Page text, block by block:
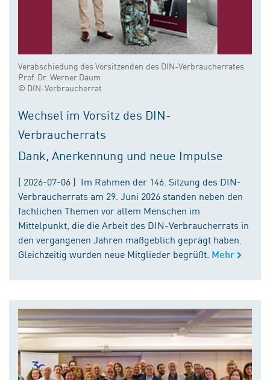
Verabschiedung des Vorsitzenden des DIN-Verbraucherrates
Prof. Dr. Werner Daum
© DIN-Verbraucherrat
Wechsel im Vorsitz des DIN-
Verbraucherrats
Dank, Anerkennung und neue Impulse
( 2026-07-06 ) Im Rahmen der 146. Sitzung des DIN-
Verbraucherrats am 29. Juni 2026 standen neben den
fachlichen Themen vor allem Menschen im
Mittelpunkt, die die Arbeit des DIN-Verbraucherrats in
den vergangenen Jahren maßgeblich geprägt haben.
Gleichzeitig wurden neue Mitglieder begrüßt. Mehr